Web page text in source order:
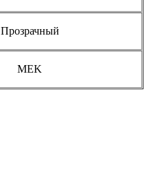
Прозрачный
MEK